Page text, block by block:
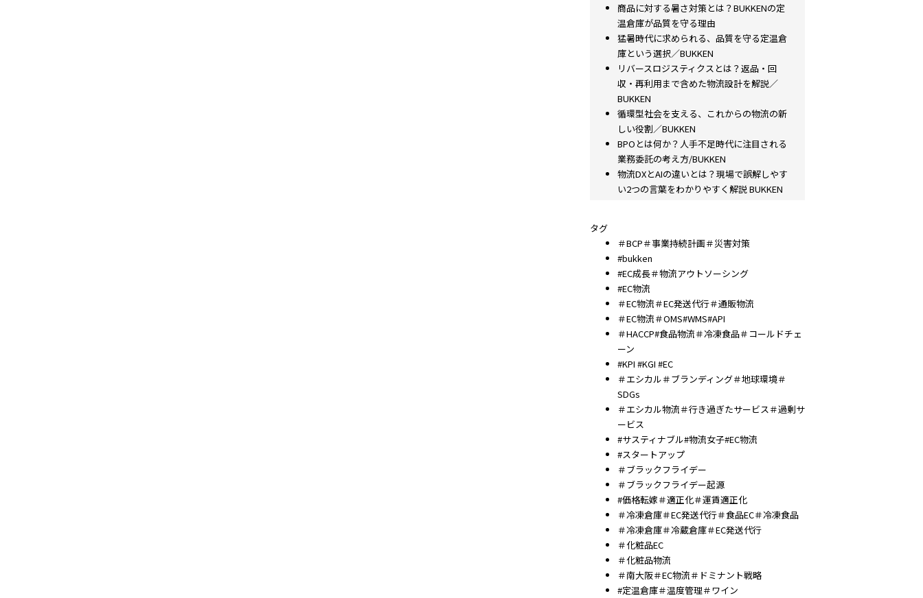
商品に対する暑さ対策とは？BUKKENの定
温倉庫が品質を守る理由
猛暑時代に求められる、品質を守る定温倉
庫という選択／BUKKEN
リバースロジスティクスとは？返品・回
収・再利用まで含めた物流設計を解説／
BUKKEN
循環型社会を支える、これからの物流の新
しい役割／BUKKEN
BPOとは何か？人手不足時代に注目される
業務委託の考え方/BUKKEN
物流DXとAIの違いとは？現場で誤解しやす
い2つの言葉をわかりやすく解説 BUKKEN
タグ
＃BCP＃事業持続計画＃災害対策
#bukken
#EC成長＃物流アウトソーシング
#EC物流
＃EC物流＃EC発送代行＃通販物流
＃EC物流＃OMS#WMS#API
＃HACCP#食品物流＃冷凍食品＃コールドチェ
ーン
#KPI #KGI #EC
＃エシカル＃ブランディング＃地球環境＃
SDGs
＃エシカル物流＃行き過ぎたサービス＃過剰サ
ービス
#サスティナブル#物流女子#EC物流
#スタートアップ
＃ブラックフライデー
＃ブラックフライデー起源
#価格転嫁＃適正化＃運賃適正化
＃冷凍倉庫＃EC発送代行＃食品EC＃冷凍食品
＃冷凍倉庫＃冷蔵倉庫＃EC発送代行
＃化粧品EC
＃化粧品物流
＃南大阪＃EC物流＃ドミナント戦略
#定温倉庫＃温度管理＃ワイン